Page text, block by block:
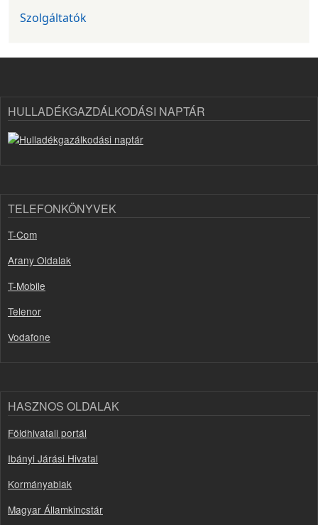
Szolgáltatók
HULLADÉKGAZDÁLKODÁSI NAPTÁR
TELEFONKÖNYVEK
T-Com
Arany Oldalak
T-Mobile
Telenor
Vodafone
HASZNOS OLDALAK
Földhivatali portál
Ibányi Járási Hivatal
Kormányablak
Magyar Államkincstár